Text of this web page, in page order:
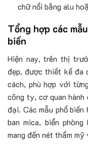
chữ nổi bằng alu
Tổng hợp các
biến
Hiện nay, trên thị
đẹp, được thiết kế đa
cách, phù hợp với
công ty, cơ quan hành
đại. Các mẫu phổ
ban mica, biển
mang đến nét thẩm mỹ